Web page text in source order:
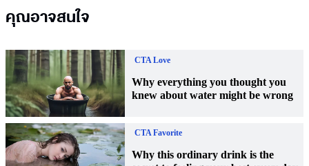
คุณอาจสนใจ